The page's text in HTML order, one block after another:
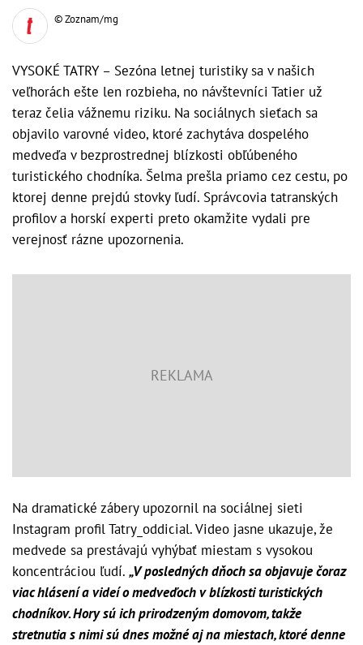
© Zoznam/mg
VYSOKÉ TATRY – Sezóna letnej turistiky sa v našich
veľhorách ešte len rozbieha, no návštevníci Tatier už
teraz čelia vážnemu riziku. Na sociálnych sieťach sa
objavilo varovné video, ktoré zachytáva dospelého
medveďa v bezprostrednej blízkosti obľúbeného
turistického chodníka. Šelma prešla priamo cez cestu, po
ktorej denne prejdú stovky ľudí. Správcovia tatranských
profilov a horskí experti preto okamžite vydali pre
verejnosť rázne upozornenia.
Na dramatické zábery upozornil na sociálnej sieti
Instagram profil Tatry_oddicial. Video jasne ukazuje, že
medvede sa prestávajú vyhýbať miestam s vysokou
koncentráciou ľudí. „V posledných dňoch sa objavuje čoraz
viac hlásení a videí o medveďoch v blízkosti turistických
chodníkov. Hory sú ich prirodzeným domovom, takže
stretnutia s nimi sú dnes možné aj na miestach, ktoré denne